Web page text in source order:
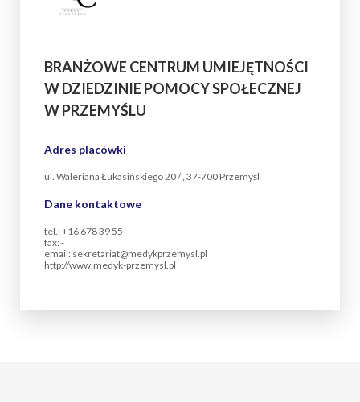
BRANŻOWE CENTRUM UMIEJĘTNOŚCI
W DZIEDZINIE POMOCY SPOŁECZNEJ
W PRZEMYŚLU
Adres placówki
ul. Waleriana Łukasińskiego 20 / , 37-700 Przemyśl
Dane kontaktowe
tel.: +16 678 39 55
fax: -
email: sekretariat@medykprzemysl.pl
http://www.medyk-przemysl.pl